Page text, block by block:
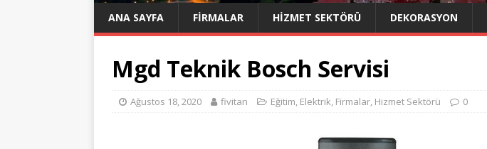
ANA SAYFA FIRMALAR HIZMET SEKTÖRÜ DEKORASYON
Mgd Teknik Bosch Servisi
Ağustos 18, 2020 fivitan Eğitim, Elektrik, Firmalar, Hizmet Sektörü 0